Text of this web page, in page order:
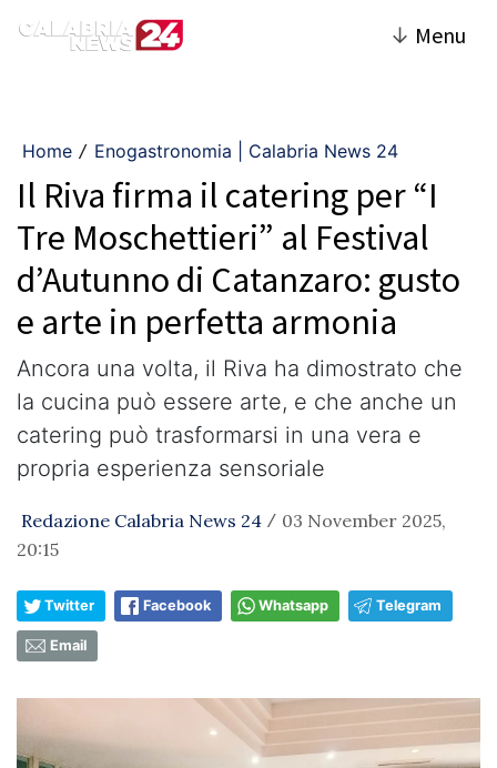
↓ Menu
Home / Enogastronomia | Calabria News 24
Il Riva firma il catering per “I
Tre Moschettieri” al Festival
d’Autunno di Catanzaro: gusto
e arte in perfetta armonia
Ancora una volta, il Riva ha dimostrato che
la cucina può essere arte, e che anche un
catering può trasformarsi in una vera e
propria esperienza sensoriale
Redazione Calabria News 24 / 03 November 2025,
20:15
Twitter Facebook Whatsapp Telegram
Email